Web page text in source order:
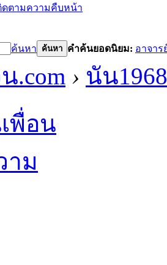
ดตามความคืบหน้า
ค้นหา ค้นหา คำค้นยอดนิยม: อาจาร
.com › นัน1968
พื่อน
าม